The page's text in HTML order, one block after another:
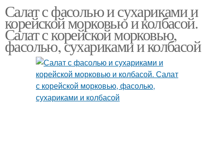
Фасоли с копченой
колбасой
Салат с салями
Салат с копченой
колбасой
Салат с сухариками
Салат с фасолью и сухариками и
корейской морковью и колбасой.
Салат с корейской морковью,
фасолью, сухариками и колбасой